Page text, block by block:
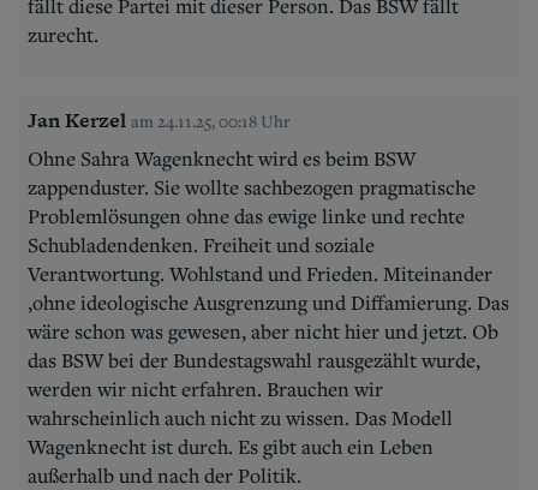
fällt diese Partei mit dieser Person. Das BSW fällt
zurecht.
Jan Kerzel am 24.11.25, 00:18 Uhr
Ohne Sahra Wagenknecht wird es beim BSW
zappenduster. Sie wollte sachbezogen pragmatische
Problemlösungen ohne das ewige linke und rechte
Schubladendenken. Freiheit und soziale
Verantwortung. Wohlstand und Frieden. Miteinander
,ohne ideologische Ausgrenzung und Diffamierung. Das
wäre schon was gewesen, aber nicht hier und jetzt. Ob
das BSW bei der Bundestagswahl rausgezählt wurde,
werden wir nicht erfahren. Brauchen wir
wahrscheinlich auch nicht zu wissen. Das Modell
Wagenknecht ist durch. Es gibt auch ein Leben
außerhalb und nach der Politik.